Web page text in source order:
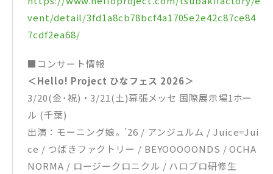
vent/detail/3fd1a8cb78bcf4a1705e2e42c87ce84
7cdf2ea68/
■コンサート情報
＜Hello! Project ひなフェス 2026＞
3/20(金･祝)・3/21(土)幕張メッセ 国際展示場1ホー
ル (千葉)
出演：モーニング娘。’26 / アンジュルム / Juice=Jui
ce / つばきファクトリー / BEYOOOOONDS / OCHA
NORMA / ロージークロニクル / ハロプロ研修生